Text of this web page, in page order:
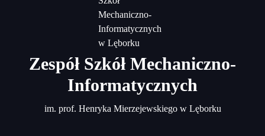
Zespół Szkół Mechaniczno-
Informatycznych
im. prof. Henryka Mierzejewskiego w Lęborku